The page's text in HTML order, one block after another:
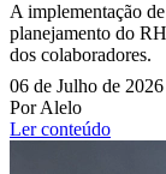
A implementação
planejamento do
dos colaboradores.
06 de Julho de 2026
Por Alelo
Ler conteúdo